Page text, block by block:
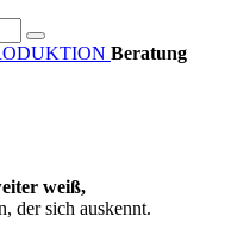
Beratung
weiß,
der sich auskennt.